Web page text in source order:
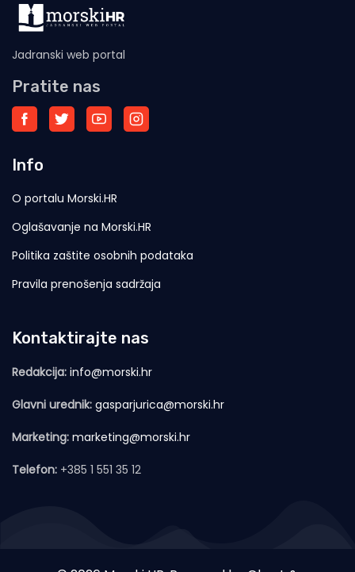
Jadranski web portal
Pratite nas
Info
O portalu Morski.HR
Oglašavanje na Morski.HR
Politika zaštite osobnih podataka
Pravila prenošenja sadržaja
Kontaktirajte nas
Redakcija: info@morski.hr
Glavni urednik: gasparjurica@morski.hr
Marketing: marketing@morski.hr
Telefon: +385 1 551 35 12